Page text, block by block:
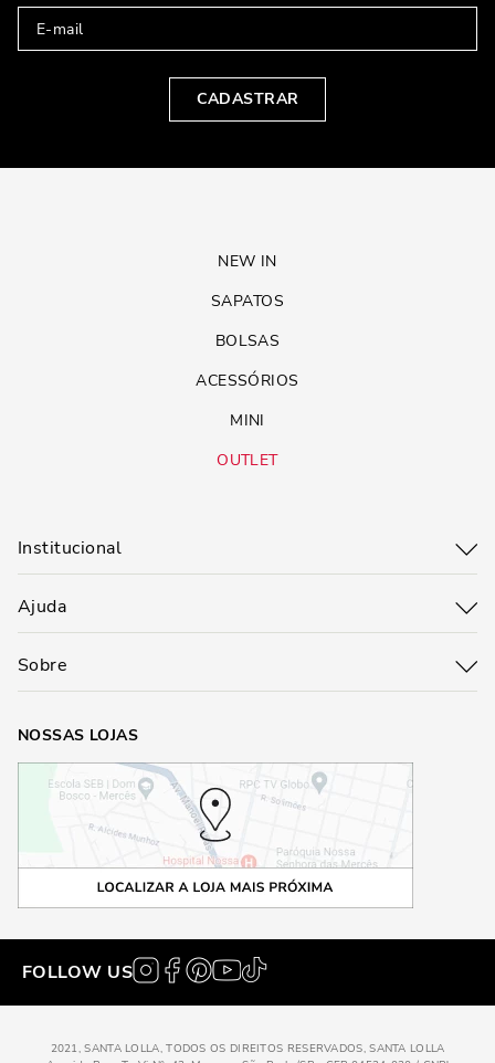
CADASTRAR
NEW IN
SAPATOS
BOLSAS
ACESSÓRIOS
MINI
OUTLET
Institucional
Ajuda
Sobre
NOSSAS LOJAS
FOLLOW US
2021, SANTA LOLLA, TODOS OS DIREITOS RESERVADOS, SANTA LOLLA